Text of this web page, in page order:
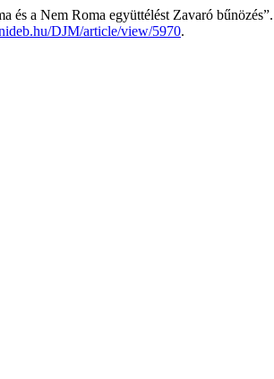
és a Nem Roma együttélést Zavaró
DJM/article/view/5970.